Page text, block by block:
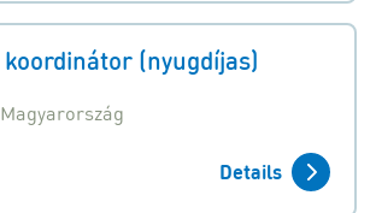
(nyugdíjas)
Magyarország
Details